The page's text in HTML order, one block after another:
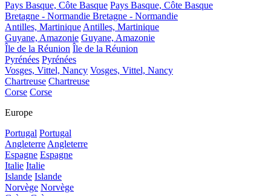
Pays Basque, Côte Basque Pays Basque, Côte Basque
Bretagne - Normandie Bretagne - Normandie
Antilles, MartiniqueAntilles, Martinique
Guyane, Amazonie Guyane, Amazonie
Île de la Réunion Île de la Réunion
Pyrénées Pyrénées
Vosges, Vittel, Nancy Vosges, Vittel, Nancy
Chartreuse Chartreuse
Corse Corse
Europe
Portugal Portugal
AngleterreAngleterre
Espagne Espagne
Italie Italie
Islande Islande
Norvège Norvège